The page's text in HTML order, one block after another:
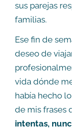
sus parejas
familias.
Ese fin de
deseo de
vida dónde
había hecho
de mis frases
intentas,